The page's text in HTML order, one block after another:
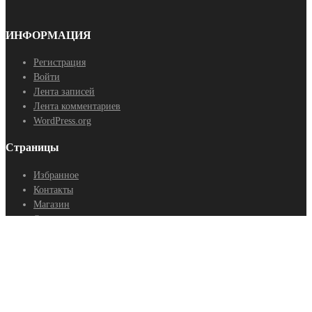
ИНФОРМАЦИЯ
Регистрация
Войти
Лента записей
Лента комментариев
WordPress.org
Страницы
Избранное
Контакты
Магазин
Оптовые поставки